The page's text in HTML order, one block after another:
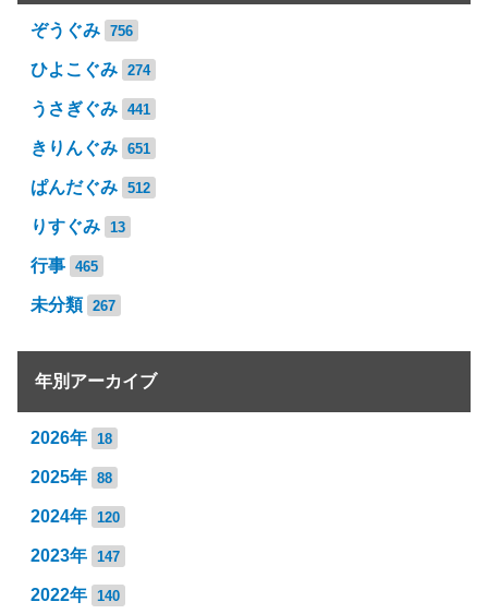
ぞうぐみ 756
ひよこぐみ 274
うさぎぐみ 441
きりんぐみ 651
ぱんだぐみ 512
りすぐみ 13
行事 465
未分類 267
年別アーカイブ
2026年 18
2025年 88
2024年 120
2023年 147
2022年 140